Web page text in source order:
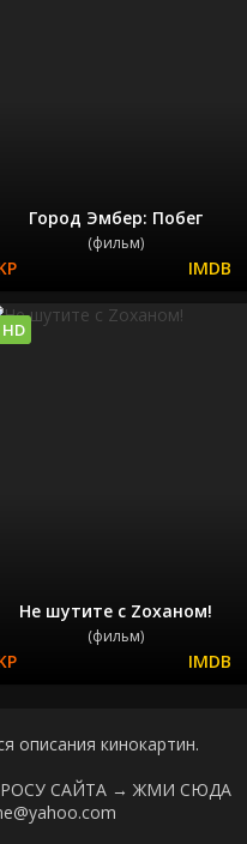
Город Эмбер: Побег
(фильм)
Не шутите с Zоханом!
(фильм)
HD
описания кинокартин.
САЙТА → ЖМИ СЮДА